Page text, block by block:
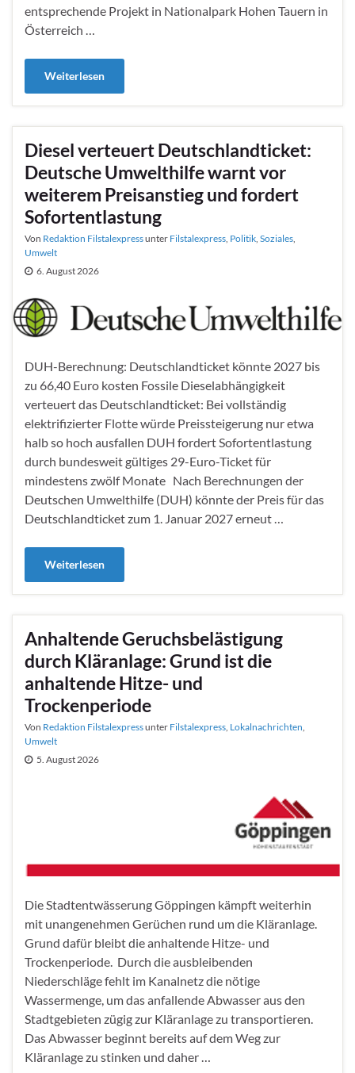
entsprechende Projekt in Nationalpark Hohen Tauern in
Österreich …
Weiterlesen
Diesel verteuert Deutschlandticket:
Deutsche Umwelthilfe warnt vor
weiterem Preisanstieg und fordert
Sofortentlastung
Von Redaktion Filstalexpressunter Filstalexpress Politik Soziales
Umwelt
6. August 2026
DUH-Berechnung: Deutschlandticket könnte 2027 bis
zu 66,40 Euro kosten Fossile Dieselabhängigkeit
verteuert das Deutschlandticket: Bei vollständig
elektrifizierter Flotte würde Preissteigerung nur etwa
halb so hoch ausfallen DUH fordert Sofortentlastung
durch bundesweit gültiges 29-Euro-Ticket für
mindestens zwölf Monate Nach Berechnungen der
Deutschen Umwelthilfe (DUH) könnte der Preis für das
Deutschlandticket zum 1. Januar 2027 erneut …
Weiterlesen
Anhaltende Geruchsbelästigung
durch Kläranlage: Grund ist die
anhaltende Hitze- und
Trockenperiode
Von Redaktion Filstalexpressunter Filstalexpress Lokalnachrichten
Umwelt
5. August 2026
Die Stadtentwässerung Göppingen kämpft weiterhin
mit unangenehmen Gerüchen rund um die Kläranlage.
Grund dafür bleibt die anhaltende Hitze- und
Trockenperiode. Durch die ausbleibenden
Niederschläge fehlt im Kanalnetz die nötige
Wassermenge, um das anfallende Abwasser aus den
Stadtgebieten zügig zur Kläranlage zu transportieren.
Das Abwasser beginnt bereits auf dem Weg zur
Kläranlage zu stinken und daher …